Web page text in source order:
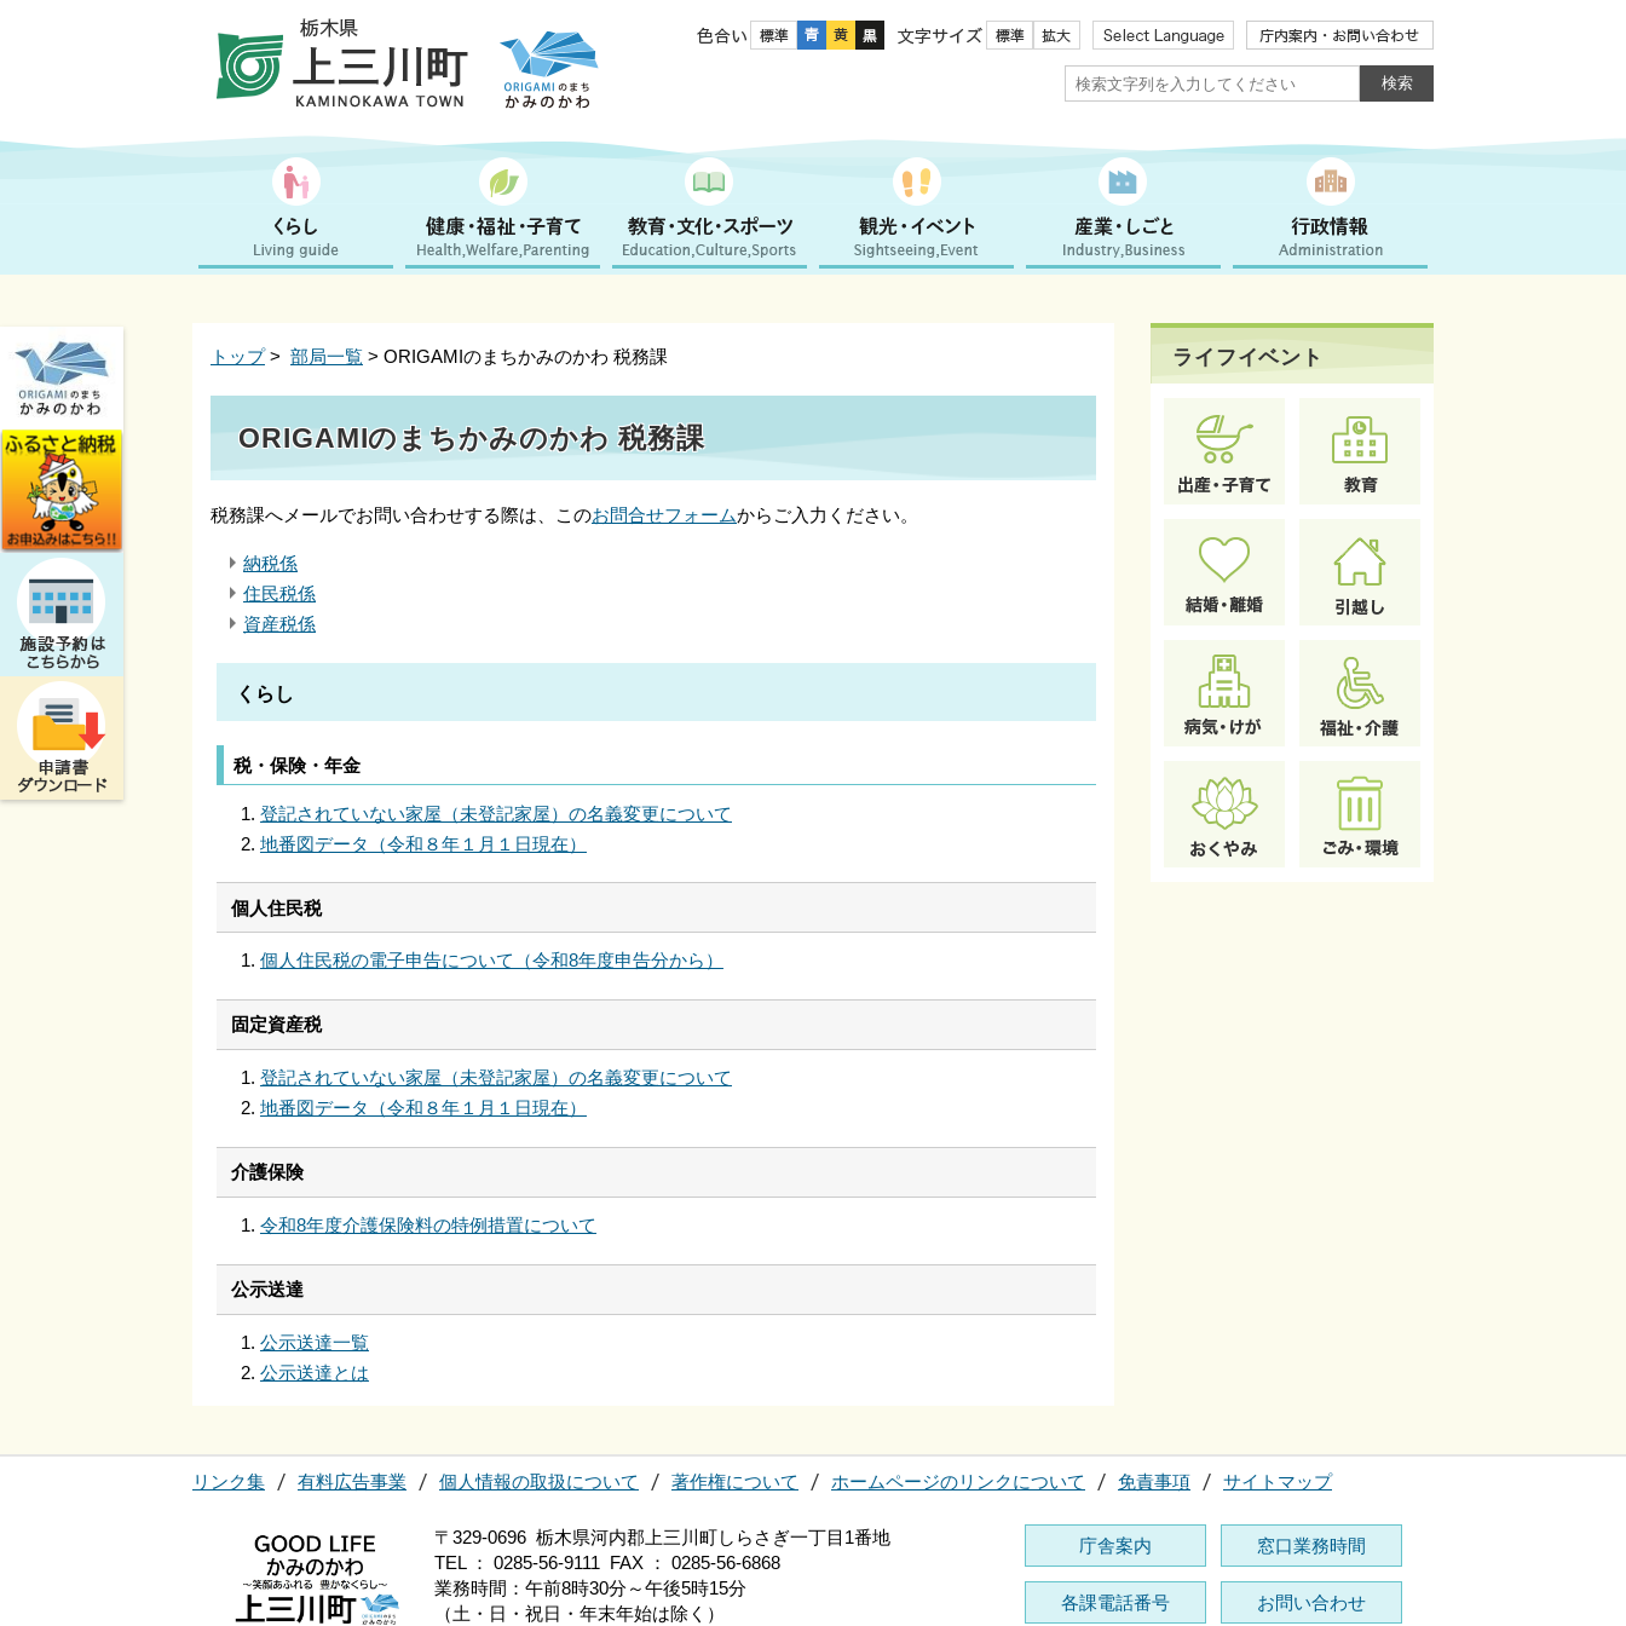
色合い 文字サイズ
トップ> 部局一覧 > ORIGAMIのまちかみのかわ 税務課
ORIGAMIのまちかみのかわ 税務課
税務課へメールでお問い合わせする際は、このお問合せフォームからご入力ください。
納税係
住民税係
資産税係
くらし
税・保険・年金
登記されていない家屋（未登記家屋）の名義変更について
地番図データ（令和８年１月１日現在）
個人住民税
個人住民税の電子申告について（令和8年度申告分から）
固定資産税
登記されていない家屋（未登記家屋）の名義変更について
地番図データ（令和８年１月１日現在）
介護保険
令和8年度介護保険料の特例措置について
公示送達
公示送達一覧
公示送達とは
ライフイベント
リンク集 有料広告事業 個人情報の取扱について 著作権について ホームページのリンクについて 免責事項 サイトマップ
〒329-0696 栃木県河内郡上三川町しらさぎ一丁目1番地
TEL ： 0285-56-9111 FAX ： 0285-56-6868
業務時間：午前8時30分～午後5時15分
（土・日・祝日・年末年始は除く）
庁舎案内 窓口業務時間
各課電話番号 お問い合わせ